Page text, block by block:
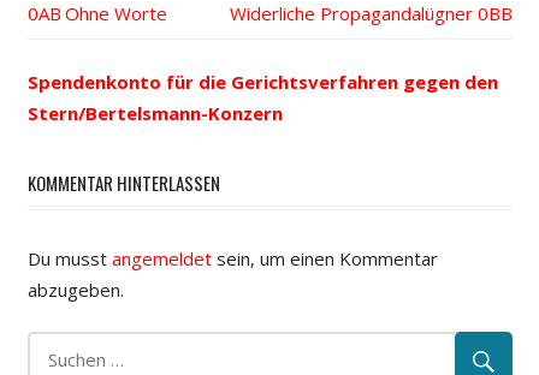
Navigation
Vorheriger
Ohne Worte
Nächster
Widerliche Propagandalügner
Spendenkonto für die Gerichtsverfahren gegen den
Stern/Bertelsmann-Konzern
KOMMENTAR HINTERLASSEN
Du musst angemeldetsein, um einen Kommentar
abzugeben.